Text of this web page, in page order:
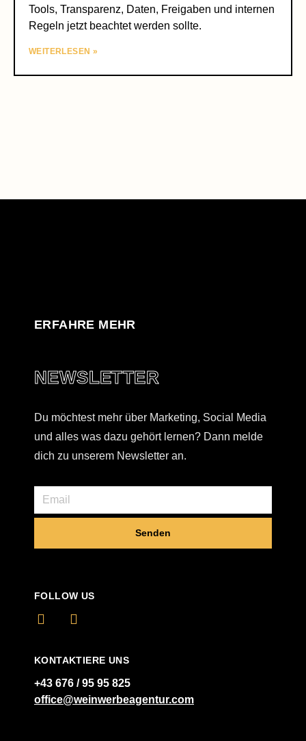
Tools, Transparenz, Daten, Freigaben und internen
Regeln jetzt beachtet werden sollte.
WEITERLESEN »
ERFAHRE MEHR
NEWSLETTER
Du möchtest mehr über Marketing, Social Media
und alles was dazu gehört lernen? Dann melde
dich zu unserem Newsletter an.
Senden
FOLLOW US
KONTAKTIERE UNS
+43 676 / 95 95 825
office@weinwerbeagentur.com